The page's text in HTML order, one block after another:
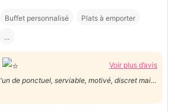
Buffet personnalisé Plats à emporter
...
Voir plus d’avis
de ponctuel, serviable, motivé, discret mais